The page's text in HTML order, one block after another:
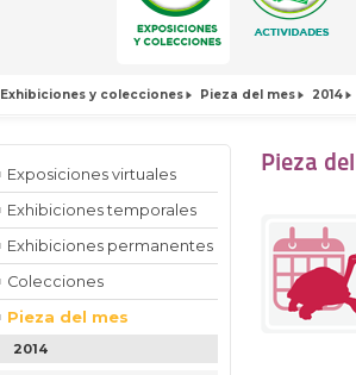
Exhibiciones y colecciones Pieza del mes 2014
Exposiciones virtuales
Exhibiciones temporales
Exhibiciones permanentes
Colecciones
Pieza del mes
2014
Pieza